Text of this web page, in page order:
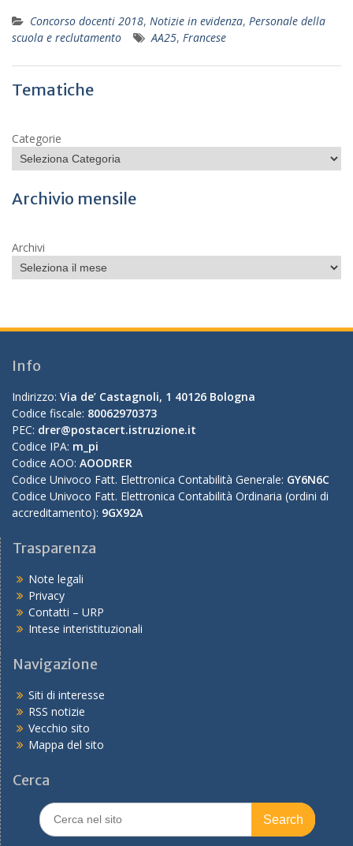
Concorso docenti 2018, Notizie in evidenza, Personale della
scuola e reclutamento
AA25, Francese
Tematiche
Categorie
Archivio mensile
Archivi
Info
Indirizzo: Via de’ Castagnoli, 1 40126 Bologna
Codice fiscale: 80062970373
PEC: drer@postacert.istruzione.it
Codice IPA: m_pi
Codice AOO: AOODRER
Codice Univoco Fatt. Elettronica Contabilità Generale: GY6N6C
Codice Univoco Fatt. Elettronica Contabilità Ordinaria (ordini di
accreditamento): 9GX92A
Trasparenza
Note legali
Privacy
Contatti – URP
Intese interistituzionali
Navigazione
Siti di interesse
RSS notizie
Vecchio sito
Mappa del sito
Cerca
Search
for: